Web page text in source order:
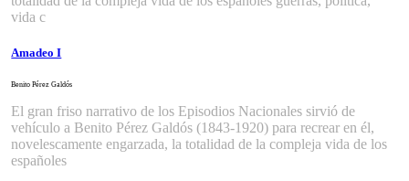
vida c
Amadeo I
Benito Pérez Galdós
El gran friso narrativo de los Episodios Nacionales sirvió de
vehículo a Benito Pérez Galdós (1843-1920) para recrear en él,
novelescamente engarzada, la totalidad de la compleja vida de los
españoles